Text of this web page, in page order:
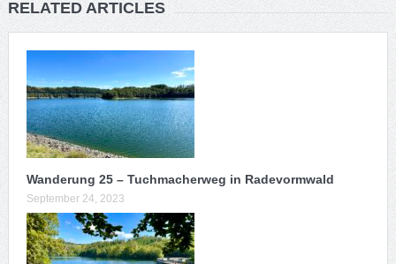
RELATED ARTICLES
Wanderung 25 – Tuchmacherweg in Radevormwald
September 24, 2023